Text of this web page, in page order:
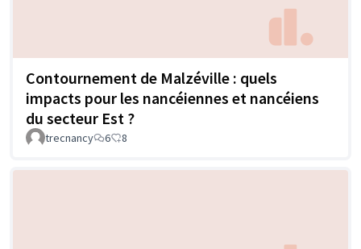
Contournement de Malzéville : quels
impacts pour les nancéiennes et nancéiens
du secteur Est ?
trecnancy 6 8